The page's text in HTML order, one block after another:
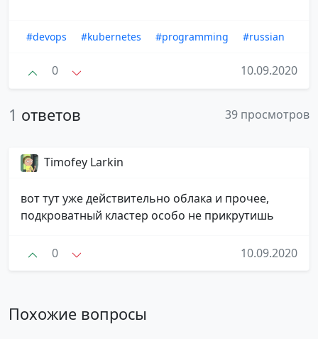
#devops #kubernetes #programming #russian
0 10.09.2020
1 ответов 39 просмотров
Timofey Larkin
вот тут уже действительно облака и прочее,
подкроватный кластер особо не прикрутишь
0 10.09.2020
Похожие вопросы